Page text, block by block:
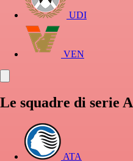
UDI
VEN
Le squadre di serie A
ATA